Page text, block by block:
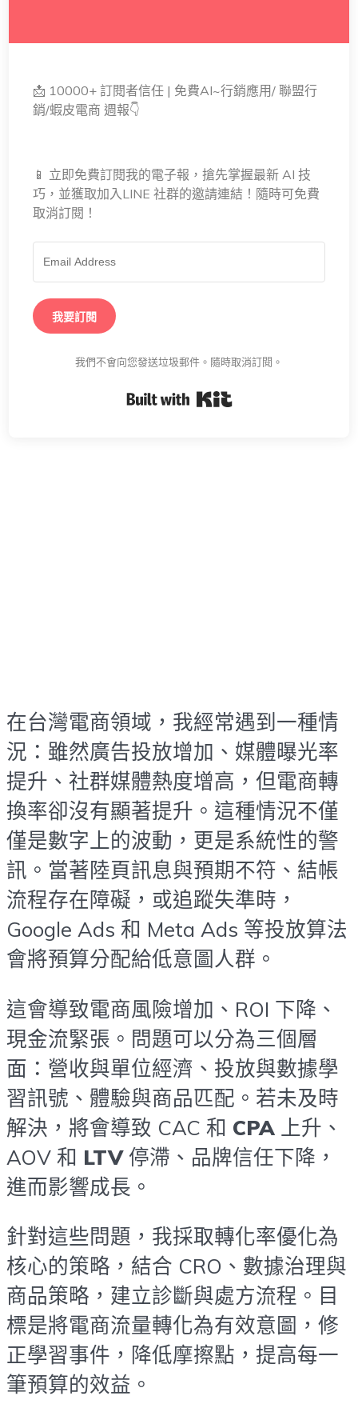
📩 10000+ 訂閱者信任 | 免費AI~行銷應用/ 聯盟行
銷/蝦皮電商 週報👇
📱 立即免費訂閱我的電子報，搶先掌握最新 AI 技
巧，並獲取加入LINE 社群的邀請連結！隨時可免費
取消訂閱！
我要訂閱
我們不會向您發送垃圾郵件。隨時取消訂閱。
Built with Kit
在台灣電商領域，我經常遇到一種情
況：雖然廣告投放增加、媒體曝光率
提升、社群媒體熱度增高，但電商轉
換率卻沒有顯著提升。這種情況不僅
僅是數字上的波動，更是系統性的警
訊。當著陸頁訊息與預期不符、結帳
流程存在障礙，或追蹤失準時，
Google Ads 和 Meta Ads 等投放算法
會將預算分配給低意圖人群。
這會導致電商風險增加、ROI 下降、
現金流緊張。問題可以分為三個層
面：營收與單位經濟、投放與數據學
習訊號、體驗與商品匹配。若未及時
解決，將會導致 CAC 和 CPA 上升、
AOV 和 LTV停滯、品牌信任下降，
進而影響成長。
針對這些問題，我採取轉化率優化為
核心的策略，結合 CRO、數據治理與
商品策略，建立診斷與處方流程。目
標是將電商流量轉化為有效意圖，修
正學習事件，降低摩擦點，提高每一
筆預算的效益。